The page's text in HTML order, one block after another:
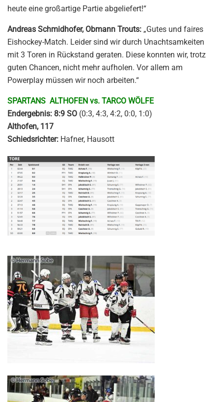
heute eine großartige Partie abgeliefert!“
Andreas Schmidhofer, Obmann Trouts: „Gutes und faires
Eishockey-Match. Leider sind wir durch Unachtsamkeiten
mit 3 Toren in Rückstand geraten. Diese konnten wir, trotz
guten Chancen, nicht mehr aufholen. Vor allem am
Powerplay müssen wir noch arbeiten.“
SPARTANS ALTHOFEN vs. TARCO WÖLFE
Endergebnis: 8:9 SO (0:3, 4:3, 4:2, 0:0, 1:0)
Althofen, 117
Schiedsrichter: Hafner, Hausott